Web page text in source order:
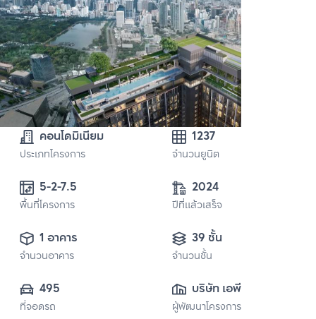
คอนโดมิเนียม
ประเภทโครงการ
1237
จำนวนยูนิต
5-2-7.5
พื้นที่โครงการ
2024
ปีที่แล้วเสร็จ
1 อาคาร
จำนวนอาคาร
39 ชั้น
จำนวนชั้น
495
ที่จอดรถ
บริษัท เอพี เอ็มอี 12
จำกัด
ผู้พัฒนาโครงการ